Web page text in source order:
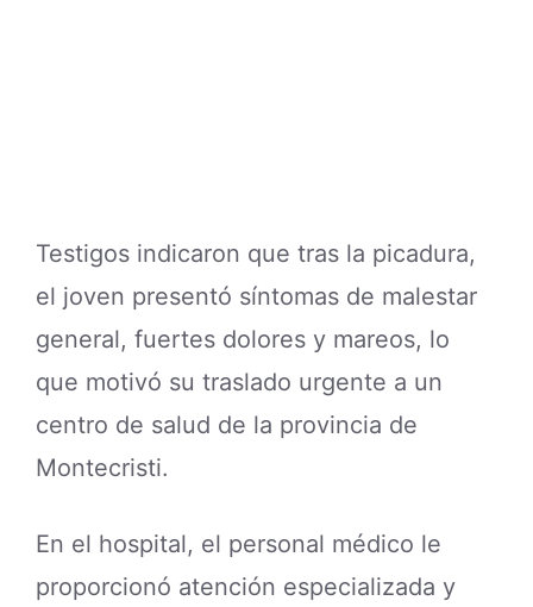
Testigos indicaron que tras la picadura,
el joven presentó síntomas de malestar
general, fuertes dolores y mareos, lo
que motivó su traslado urgente a un
centro de salud de la provincia de
Montecristi.
En el hospital, el personal médico le
proporcionó atención especializada y